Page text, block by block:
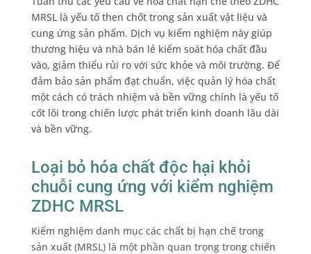
MRSL là yếu tố then chốt trong sản xuất vật liệu và
cung ứng sản phẩm. Dịch vụ kiểm nghiệm này giúp
thương hiệu và nhà bán lẻ kiểm soát hóa chất đầu
vào, giảm thiểu rủi ro với sức khỏe và môi trường. Để
đảm bảo sản phẩm đạt chuẩn, việc quản lý hóa chất
một cách có trách nhiệm và bền vững chính là yếu tố
cốt lõi trong chiến lược phát triển kinh doanh lâu dài
và bền vững.
Loại bỏ hóa chất độc hại khỏi
chuỗi cung ứng với kiểm nghiệm
ZDHC MRSL
Kiểm nghiệm danh mục các chất bị hạn chế trong
sản xuất (MRSL) là một phần quan trọng trong chiến